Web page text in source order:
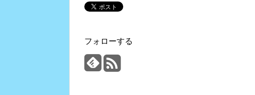
フォローする